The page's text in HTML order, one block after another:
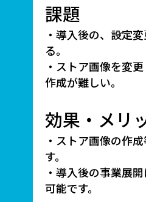
課題
・導入後の、設定
る。
・ストア画像を変
作成が難しい。
効果・メリ
・ストア画像の作
す。
・導入後の事業展
可能です。